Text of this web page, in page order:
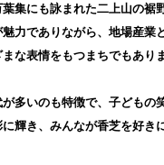
を通知する「特例申請事
出が必要となります。
はいずれも、寄附をした
でに直接ご郵送ください。
送付する際に同封してお
合にご利用ください。
し込みいただいた場合、
集にも詠まれた二上山の裾
力でありながら、地場産業
な表情をもつまちでもありま
多いのも特徴で、子どもの
輝き、みんなが香芝を好